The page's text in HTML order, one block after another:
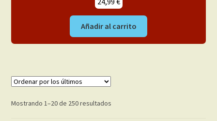
Añadir al carrito
Mostrando 1–20 de 250 resultadosOrdenado